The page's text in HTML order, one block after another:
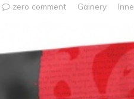
zero comment Gainery Inne